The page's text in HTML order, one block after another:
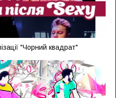
"Чорний квадрат"